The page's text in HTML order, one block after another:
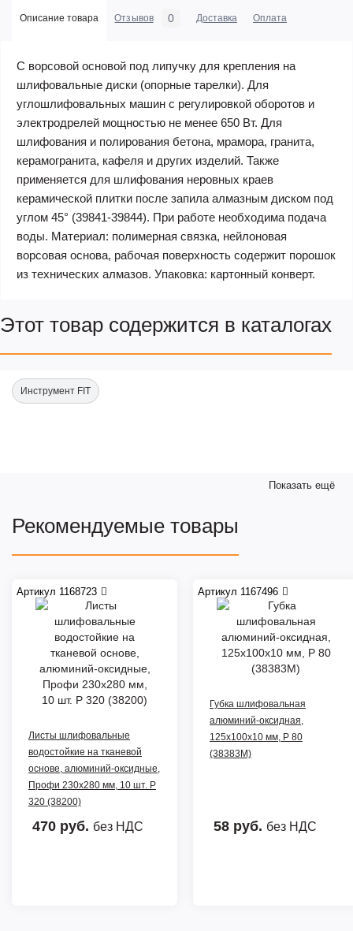
Описание товара Отзывов 0 Доставка Оплата
С ворсовой основой под липучку для крепления на
шлифовальные диски (опорные тарелки). Для
углошлифовальных машин с регулировкой оборотов и
электродрелей мощностью не менее 650 Вт. Для
шлифования и полирования бетона, мрамора, гранита,
керамогранита, кафеля и других изделий. Также
применяется для шлифования неровных краев
керамической плитки после запила алмазным диском под
углом 45° (39841-39844). При работе необходима подача
воды. Материал: полимерная связка, нейлоновая
ворсовая основа, рабочая поверхность содержит порошок
из технических алмазов. Упаковка: картонный конверт.
Этот товар содержится в каталогах
Инструмент FIT
Показать ещё
Рекомендуемые товары
Артикул 1168723
Листы шлифовальные
водостойкие на тканевой
основе, алюминий-оксидные,
Профи 230х280 мм, 10 шт. Р
320 (38200)
470 руб. без НДС
Артикул 1167496
Губка шлифовальная
алюминий-оксидная,
125х100х10 мм, Р 80
(38383М)
58 руб. без НДС